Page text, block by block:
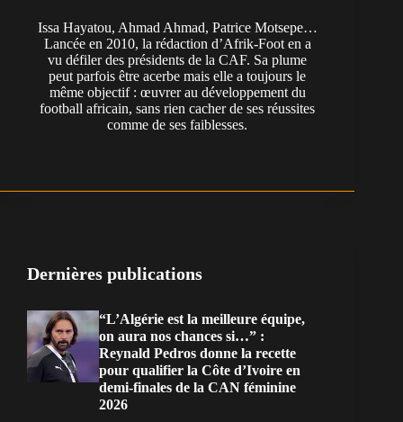
Issa Hayatou, Ahmad Ahmad, Patrice Motsepe…
Lancée en 2010, la rédaction d’Afrik-Foot en a
vu défiler des présidents de la CAF. Sa plume
peut parfois être acerbe mais elle a toujours le
même objectif : œuvrer au développement du
football africain, sans rien cacher de ses réussites
comme de ses faiblesses.
Dernières publications
“L’Algérie est la meilleure équipe,
on aura nos chances si…” :
Reynald Pedros donne la recette
pour qualifier la Côte d’Ivoire en
demi-finales de la CAN féminine
2026